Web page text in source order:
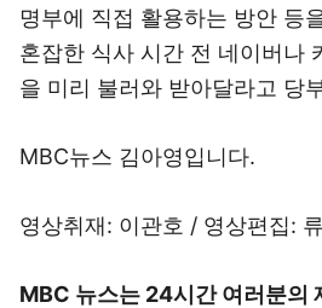
명부에 직접 활용하는 방안 등
혼잡한 식사 시간 전 네이버나
을 미리 불러와 받아달라고 당
MBC뉴스 김아영입니다.
영상취재: 이관호 / 영상편집:
MBC 뉴스는 24시간 여러분의